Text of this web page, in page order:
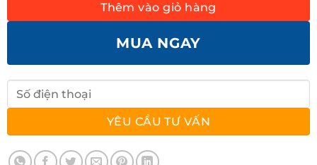
Thêm vào giỏ hàng
MUA NGAY